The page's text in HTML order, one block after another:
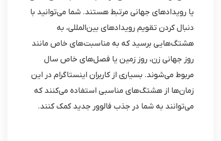
یا رویدادهای جهانی مرتبط هستند. شما می‌توانید با
دنبال کردن تقویم رویدادهای بین‌المللی، به
هشتگ‌هایی برسید که به مناسبت‌های خاص مانند
روز جهانی زن، روز زمین یا فصل‌های خاص سال
مربوط می‌شوند. بسیاری از کاربران اینستاگرام در این
زمان‌ها از هشتگ‌های مناسبی استفاده می‌کنند که
می‌توانند به شما در جذب فالوور جدید کمک کنند.